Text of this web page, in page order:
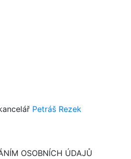
Petráš Rezek
OSOBNÍCH ÚDAJŮ